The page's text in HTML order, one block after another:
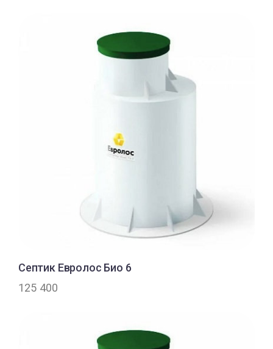
Септик Евролос Био 6
125 400